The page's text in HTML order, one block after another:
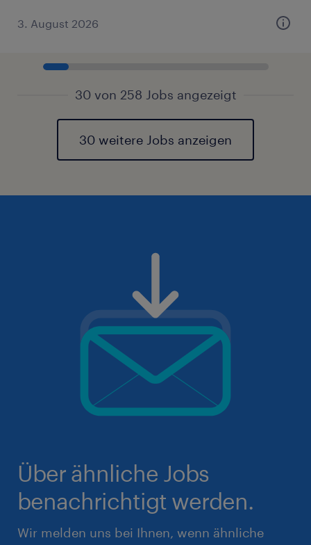
3. August 2026
30 von 258 Jobs angezeigt
30 weitere Jobs anzeigen
Über ähnliche Jobs
benachrichtigt werden.
Wir melden uns bei Ihnen, wenn ähnliche